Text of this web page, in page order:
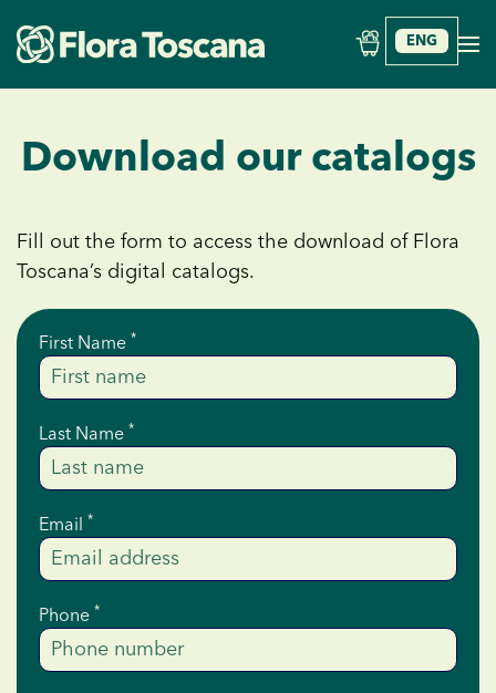
Skip to main content ENG
Download our catalogs
Fill out the form to access the download of Flora
Toscana’s digital catalogs.
First Name*
Last Name*
Email *
Phone*